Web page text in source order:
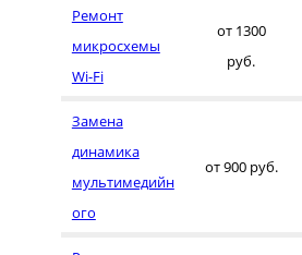
Ремонт
микросхемы
Wi-Fi
от 1300
руб.
Замена
динамика
мультимедийн
ого
от 900 руб.